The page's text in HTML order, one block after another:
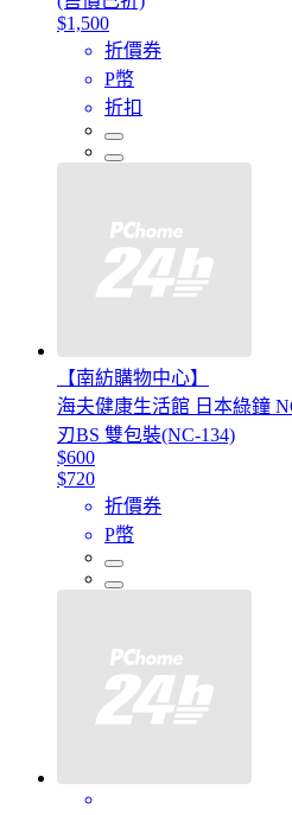
$1,500
折價券
P幣
折扣
【南紡購物中心】
海夫健康生活館 日本綠鐘
刃BS 雙包裝(NC-134)
$600
$720
折價券
P幣